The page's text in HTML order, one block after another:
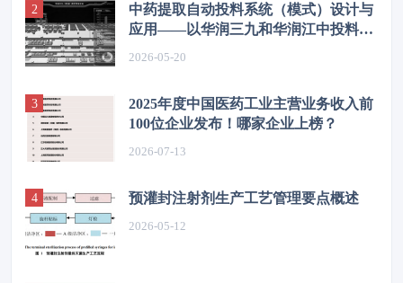
中药提取自动投料系统（模式）设计与
应用——以华润三九和华润江中投料系
2026-05-20
2025年度中国医药工业主营业务收入前
100位企业发布！哪家企业上榜？
2026-07-13
预灌封注射剂生产工艺管理要点概述
2026-05-12